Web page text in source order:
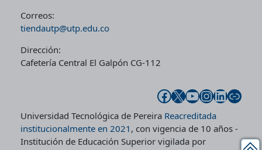
Correos:
tiendautp@utp.edu.co
Dirección:
Cafetería Central El Galpón CG-112
Facebook X YouTube InstagramLinkedIn Enlace
Universidad Tecnológica de Pereira Reacreditada
institucionalmente en 2021 , con vigencia de 10 años -
Institución de Educación Superior vigilada por